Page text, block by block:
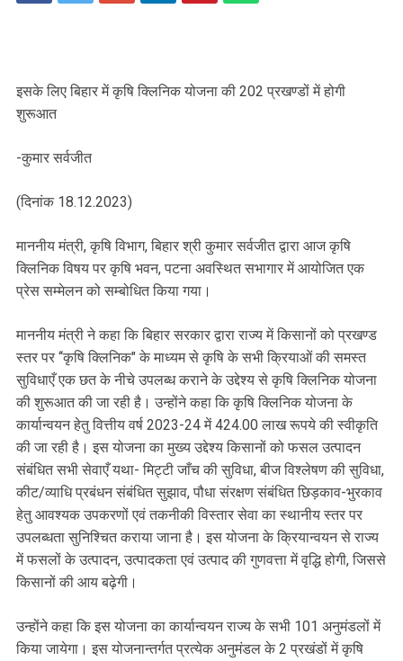
इसके लिए बिहार में कृषि क्लिनिक योजना की 202 प्रखण्डों में होगी
शुरूआत
-कुमार सर्वजीत
(दिनांक 18.12.2023)
माननीय मंत्री, कृषि विभाग, बिहार श्री कुमार सर्वजीत द्वारा आज कृषि
क्लिनिक विषय पर कृषि भवन, पटना अवस्थित सभागार में आयोजित एक
प्रेस सम्मेलन को सम्बोधित किया गया।
माननीय मंत्री ने कहा कि बिहार सरकार द्वारा राज्य में किसानों को प्रखण्ड
स्तर पर ‘‘कृषि क्लिनिक" के माध्यम से कृषि के सभी क्रियाओं की समस्त
सुविधाएँ एक छत के नीचे उपलब्ध कराने के उद्देश्य से कृषि क्लिनिक योजना
की शुरूआत की जा रही है। उन्होंने कहा कि कृषि क्लिनिक योजना के
कार्यान्वयन हेतु वित्तीय वर्ष 2023-24 में 424.00 लाख रूपये की स्वीकृति
की जा रही है। इस योजना का मुख्य उद्देश्य किसानों को फसल उत्पादन
संबंधित सभी सेवाएँ यथा- मिट्टी जाँच की सुविधा, बीज विश्लेषण की सुविधा,
कीट/व्याधि प्रबंधन संबंधित सुझाव, पौधा संरक्षण संबंधित छिड़काव-भुरकाव
हेतु आवश्यक उपकरणों एवं तकनीकी विस्तार सेवा का स्थानीय स्तर पर
उपलब्धता सुनिश्चित कराया जाना है। इस योजना के क्रियान्वयन से राज्य
में फसलों के उत्पादन, उत्पादकता एवं उत्पाद की गुणवत्ता में वृद्धि होगी, जिससे
किसानों की आय बढ़ेगी।
उन्होंने कहा कि इस योजना का कार्यान्वयन राज्य के सभी 101 अनुमंडलों में
किया जायेगा। इस योजनान्तर्गत प्रत्येक अनुमंडल के 2 प्रखंडों में कृषि